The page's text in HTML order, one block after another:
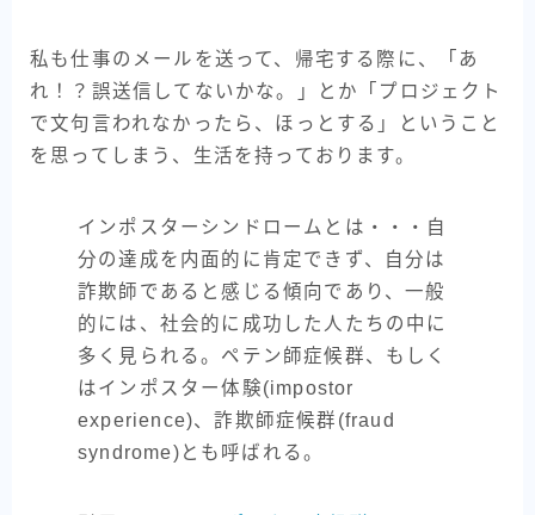
私も仕事のメールを送って、帰宅する際に、「あ
れ！？誤送信してないかな。」とか「プロジェクト
で文句言われなかったら、ほっとする」ということ
を思ってしまう、生活を持っております。
インポスターシンドロームとは・・・自
分の達成を内面的に肯定できず、自分は
詐欺師であると感じる傾向であり、一般
的には、社会的に成功した人たちの中に
多く見られる。ペテン師症候群、もしく
はインポスター体験(impostor
experience)、詐欺師症候群(fraud
syndrome)とも呼ばれる。